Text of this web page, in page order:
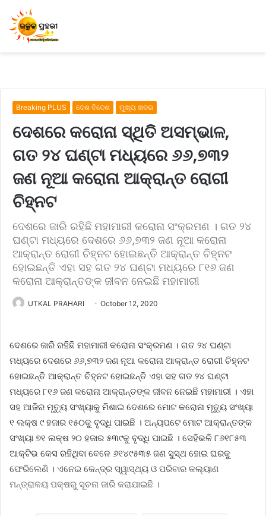
Breaking PLUS ଦେଶ ବିଦେଶ ମୁଖ୍ୟ ଖବର
ଦେଶରେ କରୋନା ସ୍ଥିତି ଅସମ୍ଭାଳ,
ଗତ ୨୪ ଘଣ୍ଟା ମଧ୍ୟରେ ୬୬,୭୩୨
ଜଣ ନୂଆ କରୋନା ଆକ୍ରାନ୍ତ ରୋଗୀ
ଚିହ୍ନଟ
ଦେଶରେ ଜାରି ରହିଛି ମହାମାରୀ କରୋନା ସଂକ୍ରମଣ । ଗତ ୨୪
ଘଣ୍ଟା ମଧ୍ୟରେ ଦେଶରେ ୬୬,୭୩୨ ଜଣ ନୂଆ କରୋନା
ଆକ୍ରାନ୍ତ ରୋଗୀ ଚିହ୍ନଟ ହୋଇଛନ୍ତି ଆକ୍ରାନ୍ତ ଚିହ୍ନଟ
ହୋଇଛନ୍ତି ଏହା ସହ ଗତ ୨୪ ଘଣ୍ଟା ମଧ୍ୟରେ ୮୧୬ ଜଣ
କରୋନା ଆକ୍ରାନ୍ତଙ୍କ ଜୀବନ ନେଇଛି ମହାମାରୀ
UTKAL PRAHARI October 12, 2020
ଦେଶରେ ଜାରି ରହିଛି ମହାମାରୀ କରୋନା ସଂକ୍ରମଣ । ଗତ ୨୪ ଘଣ୍ଟା
ମଧ୍ୟରେ ଦେଶରେ ୬୬,୭୩୨ ଜଣ ନୂଆ କରୋନା ଆକ୍ରାନ୍ତ ରୋଗୀ ଚିହ୍ନଟ
ହୋଇଛନ୍ତି ଆକ୍ରାନ୍ତ ଚିହ୍ନଟ ହୋଇଛନ୍ତି ଏହା ସହ ଗତ ୨୪ ଘଣ୍ଟା
ମଧ୍ୟରେ ୮୧୬ ଜଣ କରୋନା ଆକ୍ରାନ୍ତଙ୍କ ଜୀବନ ନେଇଛି ମହାମାରୀ । ଏହା
ସହ ଆଜିର ମୃତ୍ୟୁ ସଂଖ୍ୟାକୁ ମିଶାଇ ଦେଶରେ ମୋଟ କରୋନା ମୃତ୍ୟୁ ସଂଖ୍ୟା
୧ ଲକ୍ଷ ୯ ହଜାର ୧୫୦କୁ ବୃଦ୍ଧି ପାଇଛି । ଅନ୍ୟପଟେ ମୋଟ ଆକ୍ରାନ୍ତଙ୍କ
ସଂଖ୍ୟା ୭୧ ଲକ୍ଷ ୨୦ ହଜାର ୫୩୯କୁ ବୃଦ୍ଧି ପାଇଛି । ସେହିଭଳି ୮୬୧୮୫୩
ଆକ୍ଟିଭ କେସ ରହିଥିବା ବେଳେ ୬୧୪୯୫୩୫ ଜଣ ସୁସ୍ଥ ହୋଇ ଘରକୁ
ଫେରିଲେଣି । ଏନେଇ କେନ୍ଦ୍ର ସ୍ୱାସ୍ଥ୍ୟ ଓ ପରିବାର କଲ୍ୟାଣ
ମନ୍ତ୍ରାଳୟ ପକ୍ଷରୁ ସୂଚନା ଜାରି କରାଯାଇଛି ।